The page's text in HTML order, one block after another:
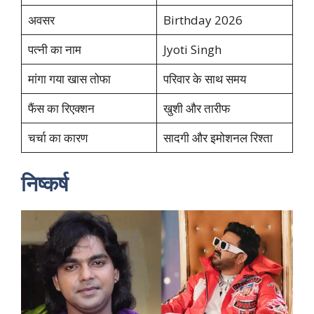
अवसर
Birthday 2026
पत्नी का नाम
Jyoti Singh
मांगा गया खास तोफा
परिवार के साथ समय
फैंस का रिएक्शन
खुशी और तारीफ
चर्चा का कारण
सादगी और इमोशनल रिश्ता
निष्कर्ष